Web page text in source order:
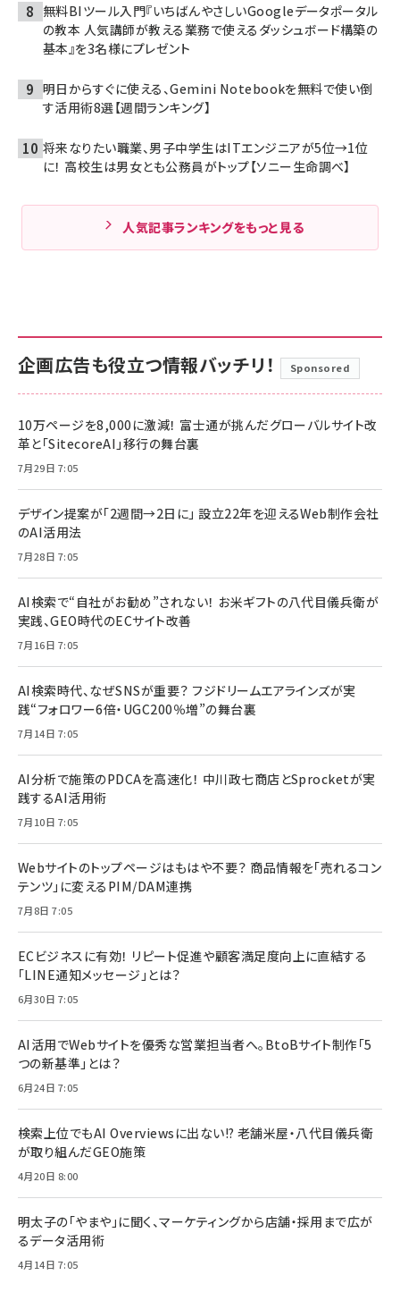
無料BIツール入門『いちばんやさしいGoogleデータポータル
の教本 人気講師が教える業務で使えるダッシュボード構築の
基本』を3名様にプレゼント
明日からすぐに使える、Gemini Notebookを無料で使い倒
す活用術8選【週間ランキング】
将来なりたい職業、男子中学生はITエンジニアが5位→1位
に！ 高校生は男女とも公務員がトップ【ソニー生命調べ】
人気記事ランキングをもっと見る
企画広告も役立つ情報バッチリ！ Sponsored
10万ページを8,000に激減！ 富士通が挑んだグローバルサイト改
革と「SitecoreAI」移行の舞台裏
7月29日 7:05
デザイン提案が「2週間→2日に」 設立22年を迎えるWeb制作会社
のAI活用法
7月28日 7:05
AI検索で“自社がお勧め”されない！ お米ギフトの八代目儀兵衛が
実践、GEO時代のECサイト改善
7月16日 7:05
AI検索時代、なぜSNSが重要？ フジドリームエアラインズが実
践“フォロワー6倍・UGC200％増”の舞台裏
7月14日 7:05
AI分析で施策のPDCAを高速化！ 中川政七商店とSprocketが実
践するAI活用術
7月10日 7:05
Webサイトのトップページはもはや不要？ 商品情報を「売れるコン
テンツ」に変えるPIM/DAM連携
7月8日 7:05
ECビジネスに有効！ リピート促進や顧客満足度向上に直結する
「LINE通知メッセージ」とは？
6月30日 7:05
AI活用でWebサイトを優秀な営業担当者へ。BtoBサイト制作「5
つの新基準」とは？
6月24日 7:05
検索上位でもAI Overviewsに出ない!? 老舗米屋・八代目儀兵衛
が取り組んだGEO施策
4月20日 8:00
明太子の「やまや」に聞く、マーケティングから店舗・採用まで広が
るデータ活用術
4月14日 7:05